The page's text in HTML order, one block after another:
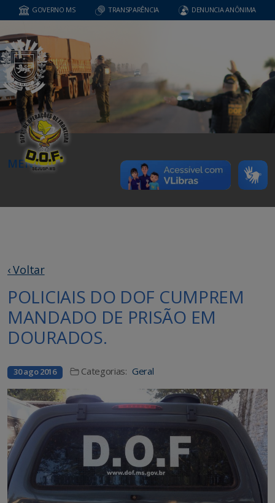
GOVERNO MS TRANSPARÊNCIA DENUNCIA ANÔNIMA
MENU
‹ Voltar
POLICIAIS DO DOF CUMPREM
MANDADO DE PRISÃO EM
DOURADOS.
30 ago 2016 Categorias: Geral